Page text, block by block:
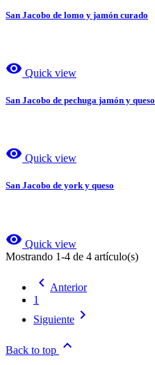
San Jacobo de lomo y jamón curado
visibility Quick view
San Jacobo de pechuga jamón y queso
visibility Quick view
San Jacobo de york y queso
visibility Quick view
Mostrando 1-4 de 4 artículo(s)
 Anterior
1
Siguiente 
Back to top 